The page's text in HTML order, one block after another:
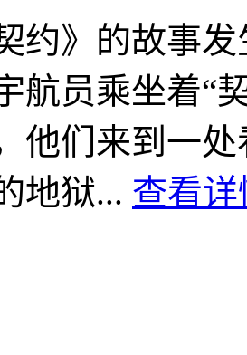
约》的故事
航员乘坐着“
他们来到一
地狱... 查看详